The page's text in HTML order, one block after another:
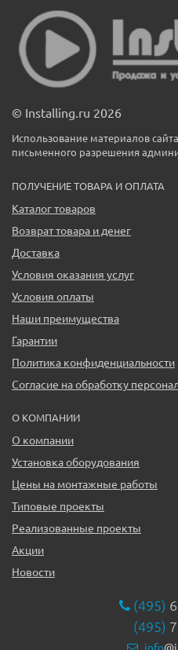
© Installing.ru 2026
Использование материалов
письменного разрешения
ПОЛУЧЕНИЕ ТОВАРА И ОПЛАТА
Каталог товаров
Возврат товара и денег
Доставка
Условия оказания услуг
Условия оплаты
Наши преимущества
Гарантии
Политика конфиденциальности
Согласие на обработку
О КОМПАНИИ
О компании
Установка оборудования
Цены на монтажные работы
Типовые проекты
Реализованные проекты
Акции
Новости
(495)
(495)
info